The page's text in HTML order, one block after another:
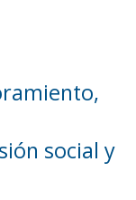
social y